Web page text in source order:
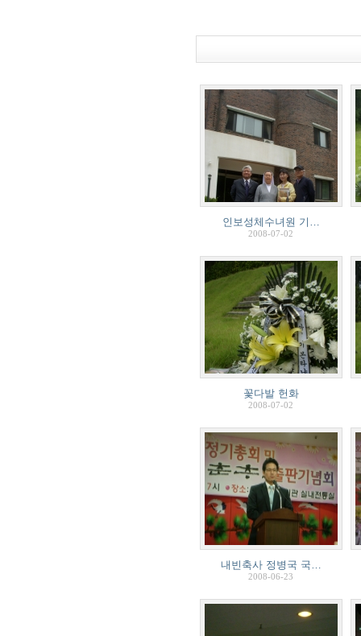
인보성체수녀원 기…
2008-07-02
꽃다발 헌화
2008-07-02
내빈축사 정병국 국…
2008-06-23